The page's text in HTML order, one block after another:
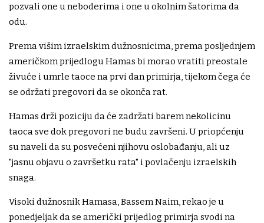
pozvali one u neboderima i one u okolnim šatorima da
odu.
Prema višim izraelskim dužnosnicima, prema posljednjem
američkom prijedlogu Hamas bi morao vratiti preostale
živuće i umrle taoce na prvi dan primirja, tijekom čega će
se održati pregovori da se okonča rat.
Hamas drži poziciju da će zadržati barem nekolicinu
taoca sve dok pregovori ne budu završeni. U priopćenju
su naveli da su posvećeni njihovu oslobađanju, ali uz
"jasnu objavu o završetku rata" i povlačenju izraelskih
snaga.
Visoki dužnosnik Hamasa, Bassem Naim, rekao je u
ponedjeljak da se američki prijedlog primirja svodi na